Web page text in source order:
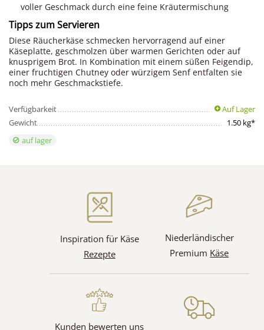
voller Geschmack durch eine feine Kräutermischung
Tipps zum Servieren
Diese Räucherkäse schmecken hervorragend auf einer
Käseplatte, geschmolzen über warmen Gerichten oder auf
knusprigem Brot. In Kombination mit einem süßen Feigendip,
einer fruchtigen Chutney oder würzigem Senf entfalten sie
noch mehr Geschmackstiefe.
Verfügbarkeit
Auf Lager
Gewicht
1.50 kg*
auf lager
Inspiration für Käse
Rezepte
Niederländischer
Premium Käse
Kunden bewerten uns